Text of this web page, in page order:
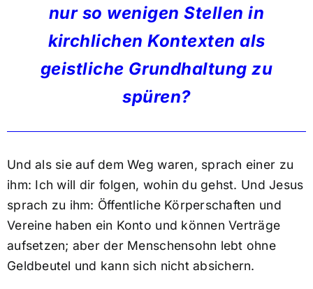
nur so wenigen Stellen in
kirchlichen Kontexten als
geistliche Grundhaltung zu
spüren?
Und als sie auf dem Weg waren, sprach einer zu
ihm: Ich will dir folgen, wohin du gehst. Und Jesus
sprach zu ihm: Öffentliche Körperschaften und
Vereine haben ein Konto und können Verträge
aufsetzen; aber der Menschensohn lebt ohne
Geldbeutel und kann sich nicht absichern.